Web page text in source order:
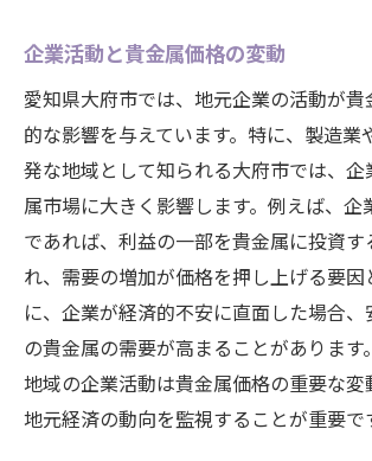
大府市の貴金属イベントと展示
市場動向を活かしたコレクシ
方
貴金属コレクターが知ってお
ト
コレクションの保管と価値の
企業活動と貴金属価格の変動
愛知県大府市では、地元企業の活動が
的な影響を与えています。特に、製造業
発な地域として知られる大府市では、企
属市場に大きく影響します。例えば、企
であれば、利益の一部を貴金属に投資す
れ、需要の増加が価格を押し上げる要因
に、企業が経済的不安に直面した場合、
の貴金属の需要が高まることがあります
地域の企業活動は貴金属価格の重要な変
地元経済の動向を監視することが重要で